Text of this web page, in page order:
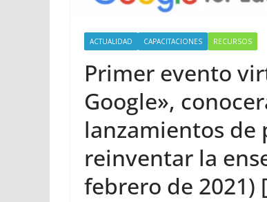
ACTUALIDAD CAPACITACIONES RECURSOS
Primer evento
Google»,
lanzamientos de
reinventar la
febrero de 2021)